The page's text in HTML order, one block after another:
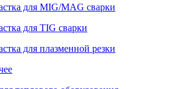
для MIG/MAG сварки
для TIG сварки
для плазменной резки